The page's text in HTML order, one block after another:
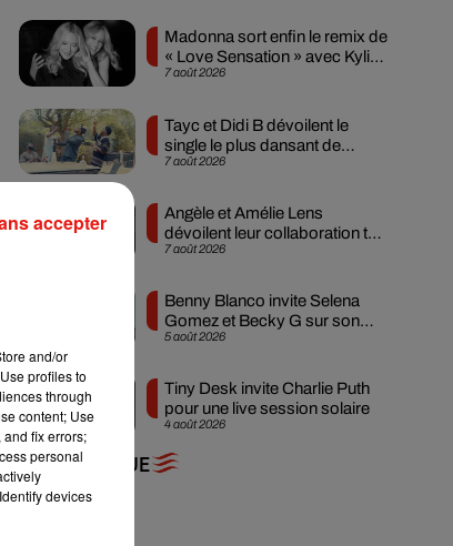
7 août 2026
Madonna sort enfin le remix de
« Love Sensation » avec Kylie
Minogue
7 août 2026
Tayc et Didi B dévoilent le
single le plus dansant de
l’année
7 août 2026
Angèle et Amélie Lens
dévoilent leur collaboration tant
attendue
5 août 2026
Benny Blanco invite Selena
Gomez et Becky G sur son
nouveau single
4 août 2026
Tiny Desk invite Charlie Puth
pour une live session solaire
+ DE MUSIQUE
and/or
profiles to
through
content; Use
fix errors;
personal
devices
accepter